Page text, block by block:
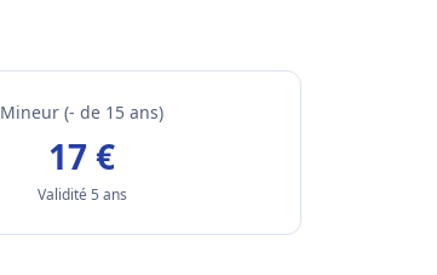
Mineur (- de 15 ans)
17 €
Validité 5 ans